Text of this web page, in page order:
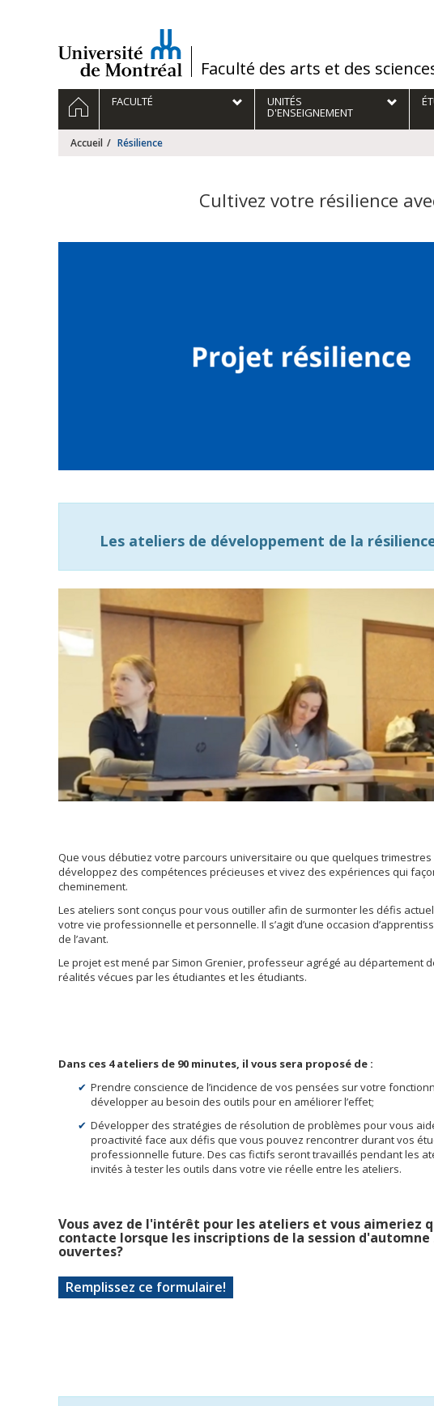
/Faculté des arts et des
Navigation
principale
ACCUEILFACULTÉ UNITÉS
D'ENSEIGNEMENT
Accueil Résilience
Cultivez votre résilience
Les ateliers de développement de la
Que vous débutiez votre parcours universitaire ou que quelques
développez des compétences précieuses et vivez des expériences qui
cheminement.
Les ateliers sont conçus pour vous outiller afin de surmonter les défis
votre vie professionnelle et personnelle. Il s’agit d’une occasion
de l’avant.
Le projet est mené par Simon Grenier, professeur agrégé au
réalités vécues par les étudiantes et les étudiants.
Dans ces 4 ateliers de 90 minutes, il vous sera proposé de :
Prendre conscience de l’incidence de vos pensées sur votre
développer au besoin des outils pour en améliorer l’effet;
Développer des stratégies de résolution de problèmes pour vous
proactivité face aux défis que vous pouvez rencontrer durant vos
professionnelle future. Des cas fictifs seront travaillés pendant les
invités à tester les outils dans votre vie réelle entre les ateliers.
Vous avez de l'intérêt pour les ateliers et vous aimeriez
contacte lorsque les inscriptions de la session d'automne
ouvertes?
Remplissez ce formulaire!